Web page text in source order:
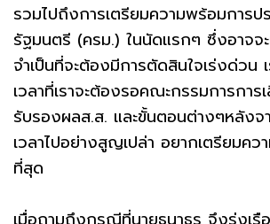
รวมไปถึงการเตรียมความพร้อมการป
รัฐมนตรี (ครม.) ในนัดแรกๆ ซึ่งอาจจะ
จำเป็นที่จะต้องมีการตัดสินใจเร่งด่วน
เวลาที่เราจะต้องรอคณะกรรมการกา
รับรองผลส.ส. และขั้นตอนต่างๆหลัง
เวลาไปอย่างสูญเปล่า อยากเตรียมคว
ที่สุด